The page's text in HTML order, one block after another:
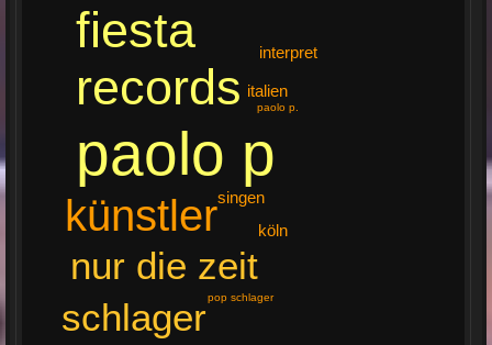
paolo p
fiesta
records
künstler
nur die zeit
schlager
singen
köln
italien
interpret
pop schlager
paolo p.